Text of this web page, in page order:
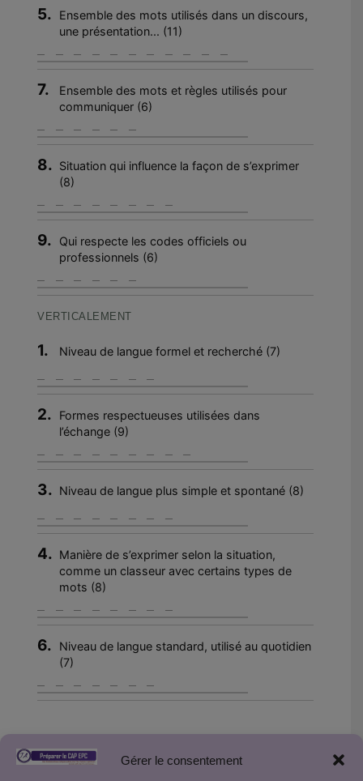
Gérer le consentement
5.
Ensemble des mots utilisés dans un discours,
une présentation... (11)
7.
Ensemble des mots et règles utilisés pour
communiquer (6)
8. Situation qui influence la façon de s’exprimer
(8)
9.
Qui respecte les codes officiels ou
professionnels (6)
VERTICALEMENT
1. Niveau de langue formel et recherché (7)
2.
Formes respectueuses utilisées dans
l’échange (9)
3. Niveau de langue plus simple et spontané (8)
4. Manière de s’exprimer selon la situation,
comme un classeur avec certains types de
mots (8)
6.
Niveau de langue standard, utilisé au quotidien
(7)